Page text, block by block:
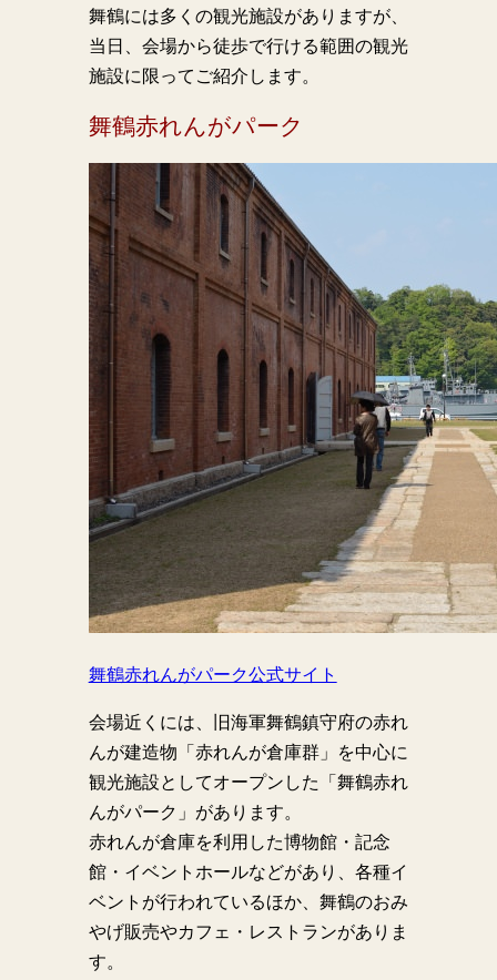
舞鶴には多くの観光施設がありますが、
当日、会場から徒歩で行ける範囲の観光
施設に限ってご紹介します。
舞鶴赤れんがパーク
舞鶴赤れんがパーク公式サイト
会場近くには、旧海軍舞鶴鎮守府の赤れ
んが建造物「赤れんが倉庫群」を中心に
観光施設としてオープンした「舞鶴赤れ
んがパーク」があります。
赤れんが倉庫を利用した博物館・記念
館・イベントホールなどがあり、各種イ
ベントが行われているほか、舞鶴のおみ
やげ販売やカフェ・レストランがありま
す。